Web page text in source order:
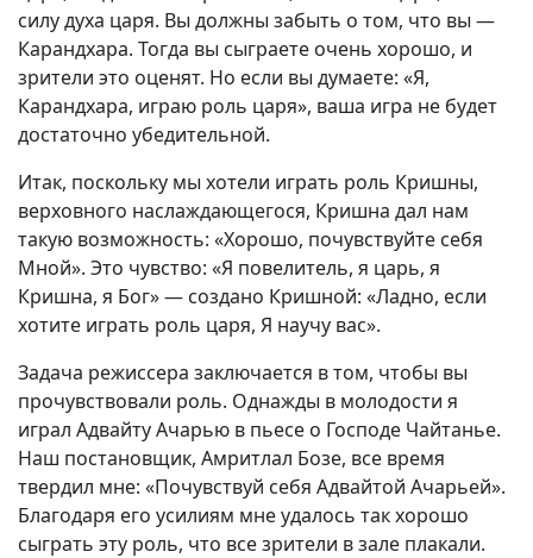
силу духа царя. Вы должны забыть о том, что вы —
Карандхара. Тогда вы сыграете очень хорошо, и
зрители это оценят. Но если вы думаете: «Я,
Карандхара, играю роль царя», ваша игра не будет
достаточно убедительной.
Итак, поскольку мы хотели играть роль Кришны,
верховного наслаждающегося, Кришна дал нам
такую возможность: «Хорошо, почувствуйте себя
Мной». Это чувство: «Я повелитель, я царь, я
Кришна, я Бог» — создано Кришной: «Ладно, если
хотите играть роль царя, Я научу вас».
Задача режиссера заключается в том, чтобы вы
прочувствовали роль. Однажды в молодости я
играл Адвайту Ачарью в пьесе о Господе Чайтанье.
Наш постановщик, Амритлал Бозе, все время
твердил мне: «Почувствуй себя Адвайтой Ачарьей».
Благодаря его усилиям мне удалось так хорошо
сыграть эту роль, что все зрители в зале плакали.